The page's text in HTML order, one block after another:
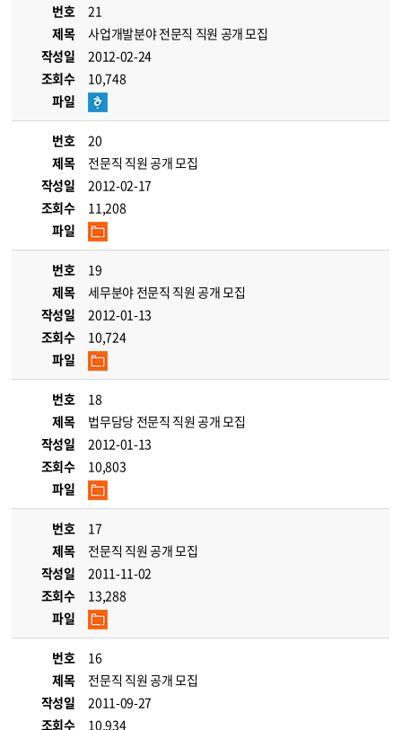
번호
21
제목
사업개발분야 전문직 직원 공개 모집
작성일
2012-02-24
조회수
10,748
파일
번호
20
제목
전문직 직원 공개 모집
작성일
2012-02-17
조회수
11,208
파일
번호
19
제목
세무분야 전문직 직원 공개 모집
작성일
2012-01-13
조회수
10,724
파일
번호
18
제목
법무담당 전문직 직원 공개 모집
작성일
2012-01-13
조회수
10,803
파일
번호
17
제목
전문직 직원 공개 모집
작성일
2011-11-02
조회수
13,288
파일
번호
16
제목
전문직 직원 공개 모집
작성일
2011-09-27
조회수
10,934